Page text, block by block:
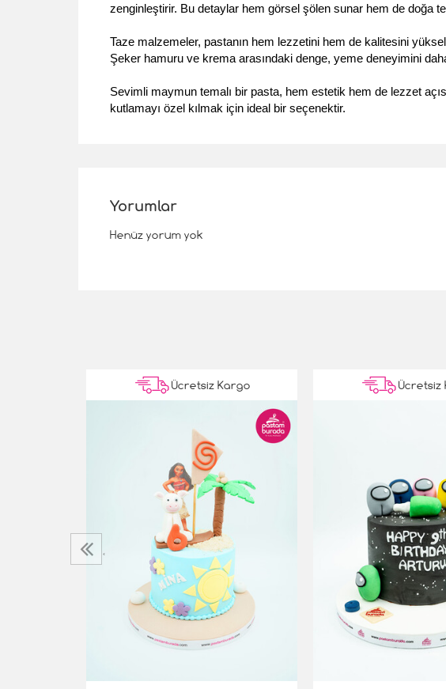
zenginleştirir. Bu detaylar hem görsel şölen sunar hem de doğa
Taze malzemeler, pastanın hem lezzetini hem de kalitesini
Şeker hamuru ve krema arasındaki denge, yeme deneyimini
Sevimli maymun temalı bir pasta, hem estetik hem de lezzet
kutlamayı özel kılmak için ideal bir seçenektir.
Yorumlar
Henüz yorum yok
Ücretsiz Kargo Ücretsiz
‹